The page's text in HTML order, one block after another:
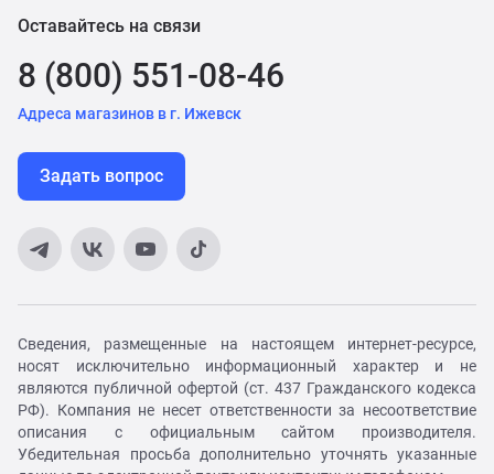
Оставайтесь на связи
8 (800) 551-08-46
Адреса магазинов в г. Ижевск
Задать вопрос
Сведения, размещенные на настоящем интернет-ресурсе,
носят исключительно информационный характер и не
являются публичной офертой (ст. 437 Гражданского кодекса
РФ). Компания не несет ответственности за несоответствие
описания с официальным сайтом производителя.
Убедительная просьба дополнительно уточнять указанные